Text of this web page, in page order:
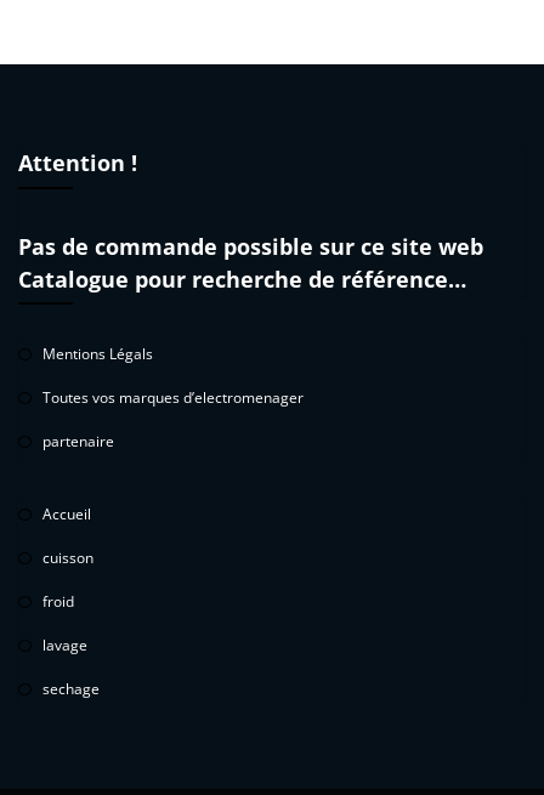
Attention !
Pas de commande possible sur ce site web
Catalogue pour recherche de référence…
Mentions Légals
Toutes vos marques d’electromenager
partenaire
Accueil
cuisson
froid
lavage
sechage